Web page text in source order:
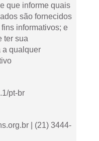
que informe quais
são fornecidos
informativos; e
ter sua
a qualquer
pt-br
| (21) 3444-